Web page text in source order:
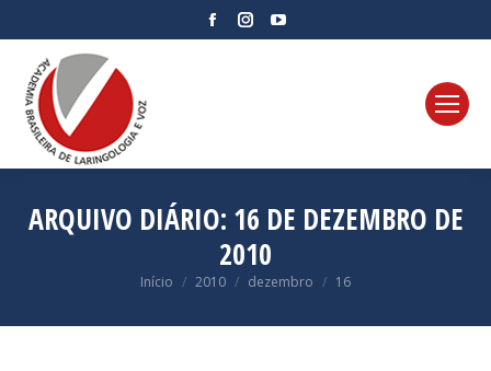
FacebookInstagram
ARQUIVO DIÁRIO: 16 DE DEZEMBRO DE
2010
Você está aqui:
Início 2010 dezembro 16